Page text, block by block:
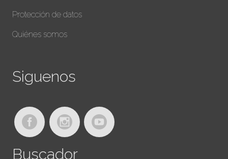
Protección de datos
Quiénes somos
Siguenos
Buscador